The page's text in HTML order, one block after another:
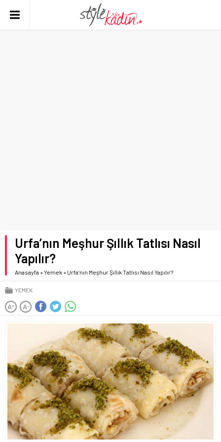
Urfa’nın Meşhur Şıllık Tatlısı Nasıl
Yapılır?
Anasayfa »Yemek » Urfa’nın Meşhur Şıllık Tatlısı Nasıl Yapılır?
YEMEK
A+ A-